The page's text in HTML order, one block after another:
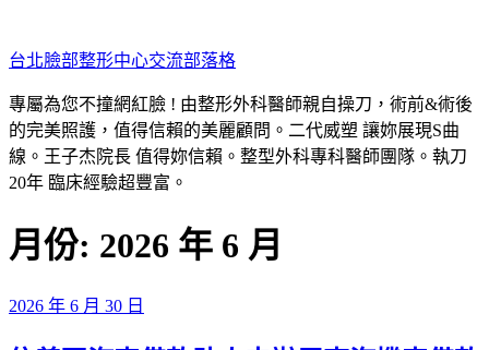
至
主
要
內
容
台北臉部整形中心交流部落格
專屬為您不撞網紅臉 ! 由整形外科醫師親自操刀，術前&術後
的完美照護，值得信賴的美麗顧問。二代威塑 讓妳展現S曲
線。王子杰院長 值得妳信賴。整型外科專科醫師團隊。執刀
20年 臨床經驗超豐富。
月份: 2026 年 6 月
發
2026 年 6 月 30 日